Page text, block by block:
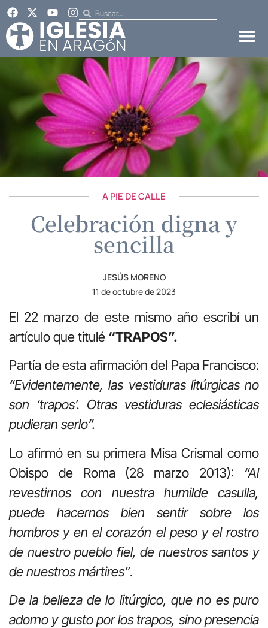
A PIE DE CALLE
Celebración digna y
sencilla
JESÚS MORENO
11 de octubre de 2023
El 22 marzo de este mismo año escribí un
artículo que titulé “TRAPOS”.
Partía de esta afirmación del Papa Francisco:
“Evidentemente, las vestiduras litúrgicas no
son ‘trapos’. Otras vestiduras eclesiásticas
pudieran serlo”.
Lo afirmó en su primera Misa Crismal como
Obispo de Roma (28 marzo 2013): “Al
revestirnos con nuestra humilde casulla,
puede hacernos bien sentir sobre los
hombros y en el corazón el peso y el rostro
de nuestro pueblo fiel, de nuestros santos y
de nuestros mártires”.
De la belleza de lo litúrgico, que no es puro
adorno y gusto por los trapos, sino presencia